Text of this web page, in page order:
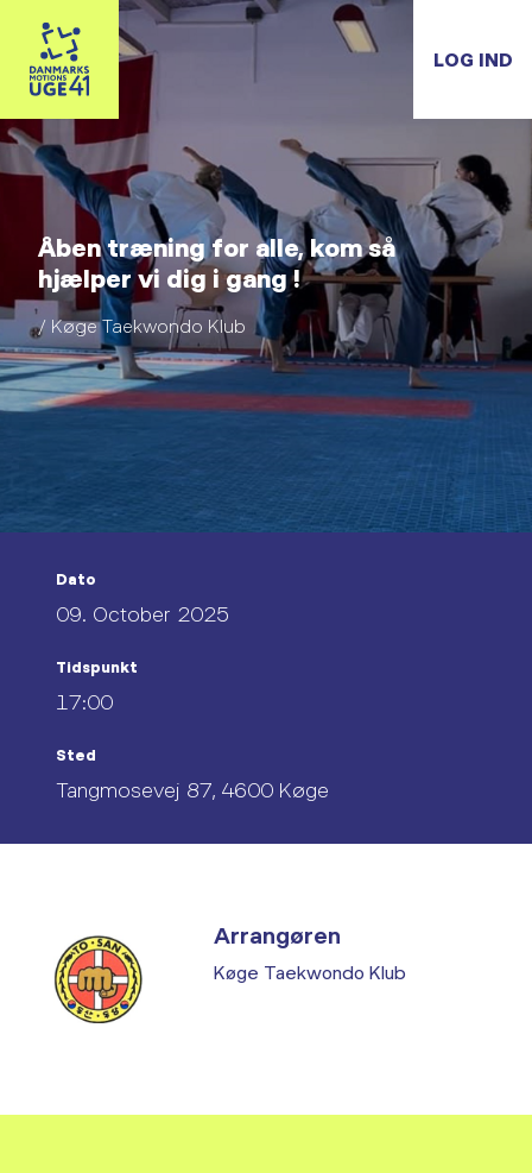
LOG IND
Åben træning for alle, kom så
hjælper vi dig i gang !
/ Køge Taekwondo Klub
Dato
09. October 2025
Tidspunkt
17:00
Sted
Tangmosevej 87, 4600 Køge
Arrangøren
Køge Taekwondo Klub